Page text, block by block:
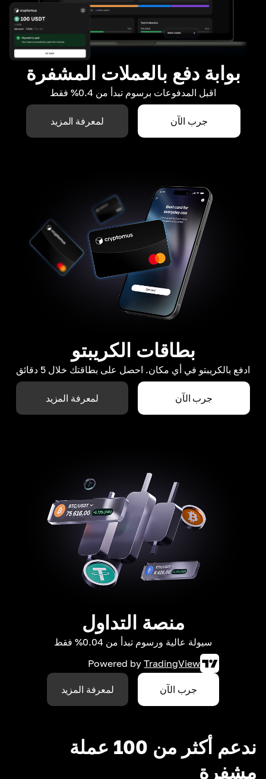
بوابة دفع بالعملات المشفرة
اقبل المدفوعات برسوم تبدأ من 0.4% فقط
جرب الآن لمعرفة المزيد
بطاقات الكريبتو
ادفع بالكريبتو في أي مكان. احصل على بطاقتك خلال 5 دقائق
جرب الآن لمعرفة المزيد
منصة التداول
سيولة عالية ورسوم تبدأ من 0.04% فقط
Powered by TradingView
جرب الآن لمعرفة المزيد
ندعم أكثر من 100 عملة
مشفرة